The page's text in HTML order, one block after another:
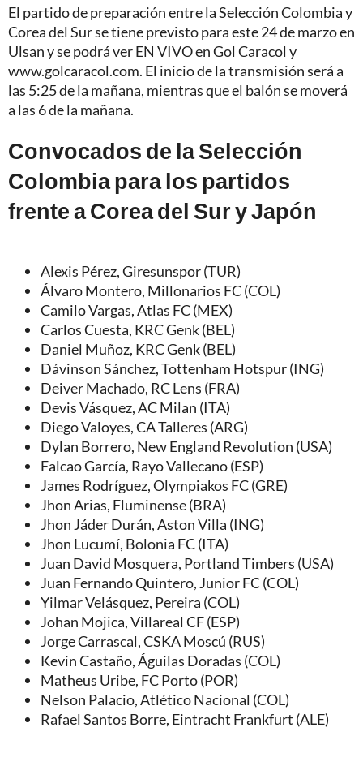
El partido de preparación entre la Selección Colombia y
Corea del Sur se tiene previsto para este 24 de marzo en
Ulsan y se podrá ver EN VIVO en Gol Caracol y
www.golcaracol.com. El inicio de la transmisión será a
las 5:25 de la mañana, mientras que el balón se moverá
a las 6 de la mañana.
Convocados de la Selección
Colombia para los partidos
frente a Corea del Sur y Japón
Alexis Pérez, Giresunspor (TUR)
Álvaro Montero, Millonarios FC (COL)
Camilo Vargas, Atlas FC (MEX)
Carlos Cuesta, KRC Genk (BEL)
Daniel Muñoz, KRC Genk (BEL)
Dávinson Sánchez, Tottenham Hotspur (ING)
Deiver Machado, RC Lens (FRA)
Devis Vásquez, AC Milan (ITA)
Diego Valoyes, CA Talleres (ARG)
Dylan Borrero, New England Revolution (USA)
Falcao García, Rayo Vallecano (ESP)
James Rodríguez, Olympiakos FC (GRE)
Jhon Arias, Fluminense (BRA)
Jhon Jáder Durán, Aston Villa (ING)
Jhon Lucumí, Bolonia FC (ITA)
Juan David Mosquera, Portland Timbers (USA)
Juan Fernando Quintero, Junior FC (COL)
Yilmar Velásquez, Pereira (COL)
Johan Mojica, Villareal CF (ESP)
Jorge Carrascal, CSKA Moscú (RUS)
Kevin Castaño, Águilas Doradas (COL)
Matheus Uribe, FC Porto (POR)
Nelson Palacio, Atlético Nacional (COL)
Rafael Santos Borre, Eintracht Frankfurt (ALE)